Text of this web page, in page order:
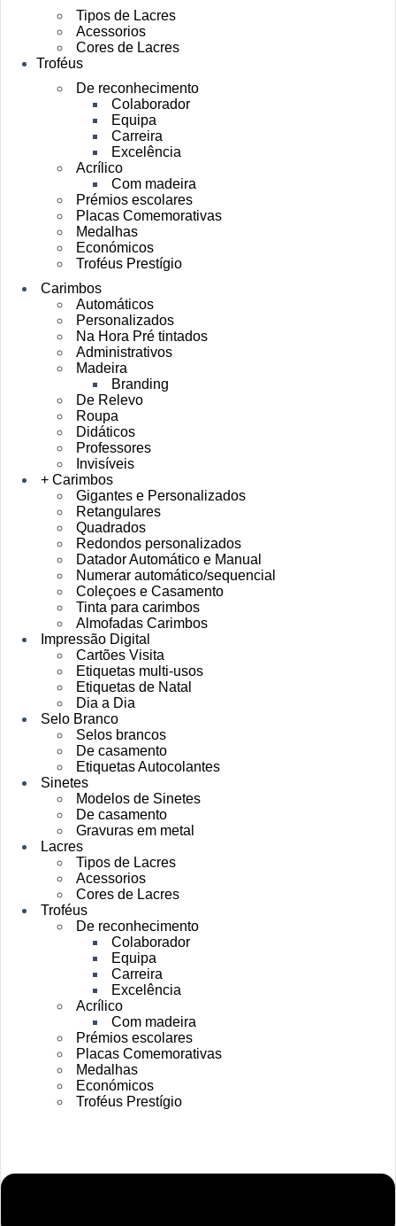
Tipos de Lacres
Acessorios
Cores de Lacres
Troféus
De reconhecimento
Colaborador
Equipa
Carreira
Excelência
Acrílico
Com madeira
Prémios escolares
Placas Comemorativas
Medalhas
Económicos
Troféus Prestígio
Carimbos
Automáticos
Personalizados
Na Hora Pré tintados
Administrativos
Madeira
Branding
De Relevo
Roupa
Didáticos
Professores
Invisíveis
+ Carimbos
Gigantes e Personalizados
Retangulares
Quadrados
Redondos personalizados
Datador Automático e Manual
Numerar automático/sequencial
Coleçoes e Casamento
Tinta para carimbos
Almofadas Carimbos
Impressão Digital
Cartões Visita
Etiquetas multi-usos
Etiquetas de Natal
Dia a Dia
Selo Branco
Selos brancos
De casamento
Etiquetas Autocolantes
Sinetes
Modelos de Sinetes
De casamento
Gravuras em metal
Lacres
Tipos de Lacres
Acessorios
Cores de Lacres
Troféus
De reconhecimento
Colaborador
Equipa
Carreira
Excelência
Acrílico
Com madeira
Prémios escolares
Placas Comemorativas
Medalhas
Económicos
Troféus Prestígio